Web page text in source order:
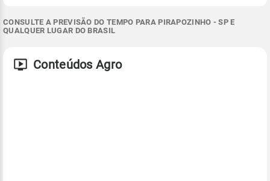
CONSULTE A PREVISÃO DO TEMPO PARA PIRAPOZINHO - SP E
QUALQUER LUGAR DO BRASIL
Conteúdos Agro